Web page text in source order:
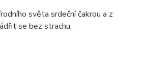
světa srdeční čakrou a z
se bez strachu.